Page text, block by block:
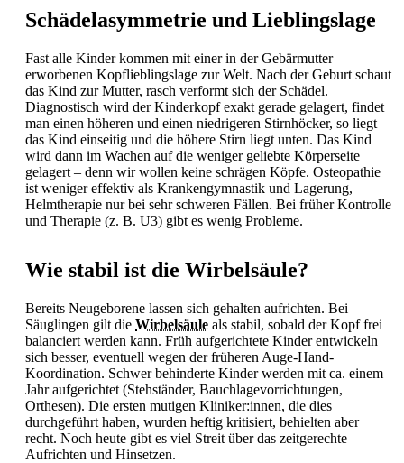
Schädelasymmetrie und Lieblingslage
Fast alle Kinder kommen mit einer in der Gebärmutter
erworbenen Kopflieblingslage zur Welt. Nach der Geburt schaut
das Kind zur Mutter, rasch verformt sich der Schädel.
Diagnostisch wird der Kinderkopf exakt gerade gelagert, findet
man einen höheren und einen niedrigeren Stirnhöcker, so liegt
das Kind einseitig und die höhere Stirn liegt unten. Das Kind
wird dann im Wachen auf die weniger geliebte Körperseite
gelagert – denn wir wollen keine schrägen Köpfe. Osteopathie
ist weniger effektiv als Krankengymnastik und Lagerung,
Helmtherapie nur bei sehr schweren Fällen. Bei früher Kontrolle
und Therapie (z. B. U3) gibt es wenig Probleme.
Wie stabil ist die Wirbelsäule?
Bereits Neugeborene lassen sich gehalten aufrichten. Bei
Säuglingen gilt die Wirbelsäule als stabil, sobald der Kopf frei
balanciert werden kann. Früh aufgerichtete Kinder entwickeln
sich besser, eventuell wegen der früheren Auge-Hand-
Koordination. Schwer behinderte Kinder werden mit ca. einem
Jahr aufgerichtet (Stehständer, Bauchlagevorrichtungen,
Orthesen). Die ersten mutigen Kliniker:innen, die dies
durchgeführt haben, wurden heftig kritisiert, behielten aber
recht. Noch heute gibt es viel Streit über das zeitgerechte
Aufrichten und Hinsetzen.